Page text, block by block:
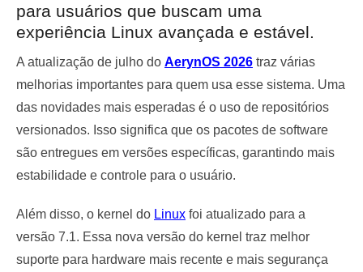
para usuários que buscam uma
experiência Linux avançada e estável.
A atualização de julho do AerynOS 2026 traz várias
melhorias importantes para quem usa esse sistema. Uma
das novidades mais esperadas é o uso de repositórios
versionados. Isso significa que os pacotes de software
são entregues em versões específicas, garantindo mais
estabilidade e controle para o usuário.
Além disso, o kernel do Linux foi atualizado para a
versão 7.1. Essa nova versão do kernel traz melhor
suporte para hardware mais recente e mais segurança